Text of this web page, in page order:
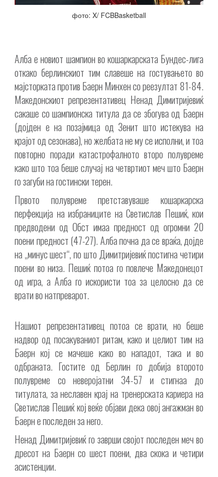
фото: X/ FCBBasketball
Алба е новиот шампион во кошаркарската Бундес-лига
откако берлинскиот тим славеше на гостувањето во
мајсторката против Баерн Минхен со реезултат 81-84.
Македонскиот репрезентативец Ненад Димитријевиќ
сакаше со шампионска титула да се збогува од Баерн
(дојден е на позајмица од Зенит што истекува на
крајот од сезонава), но желбата не му се исполни, и тоа
повторно поради катастрофалното второ полувреме
како што тоа беше случај на четвртиот меч што Баерн
го загуби на гостински терен.
Првото полувреме претставуваше кошаркарска
перфекција на избраниците на Светислав Пешиќ, кои
предводени од Обст имаа предност од огромни 20
поени предност (47-27). Алба почна да се враќа, дојде
на „минус шест“, по што Димитријевиќ постигна четири
поени во низа. Пешиќ потоа го повлече Македонецот
од игра, а Алба го искористи тоа за целосно да се
врати во натпреварот.
Нашиот репрезентативец потоа се врати, но беше
надвор од посакуваниот ритам, како и целиот тим на
Баерн кој се мачеше како во нападот, така и во
одбраната. Гостите од Берлин го добија второто
полувреме со неверојатни 34-57 и стигнаа до
титулата, за неславен крај на тренерската кариера на
Светислав Пешиќ кој веќе објави дека овој ангажман во
Баерн е последен за него.
Ненад Димитријевиќ го заврши својот последен меч во
дресот на Баерн со шест поени, два скока и четири
асистенции.